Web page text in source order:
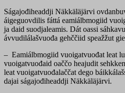
Ságajođiheaddji Näkkäläjärvi
áigeguovdilis fáttá eamiálbmogiid
ja daid suodjaleamis. Dát oassi
ávvudilálašvuođa gehččiid speažžut
– Eamiálbmogiid vuoigatvuođat leat
vuoigatvuođaid oaččo heajudit
leat vuoigatvuođalaččat dego
dajai ságajođiheaddji Näkkäläjärvi.